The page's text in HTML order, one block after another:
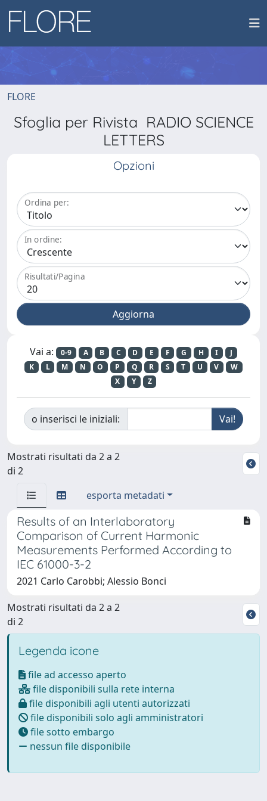
FLORE
Sfoglia per Rivista RADIO SCIENCE
LETTERS
Opzioni
Ordina per:
In ordine:
Risultati/Pagina
Vai a: 0-9 A B C D E F G H I
J
K
L M N O P Q R S T U V
W
X
Y Z
o inserisci le iniziali:
Mostrati risultati da 2 a 2
di 2
esporta metadati
Results of an Interlaboratory
Comparison of Current Harmonic
Measurements Performed According to
IEC 61000-3-2
2021 Carlo Carobbi; Alessio Bonci
Mostrati risultati da 2 a 2
di 2
Legenda icone
file ad accesso aperto
file disponibili sulla rete interna
file disponibili agli utenti autorizzati
file disponibili solo agli amministratori
file sotto embargo
nessun file disponibile